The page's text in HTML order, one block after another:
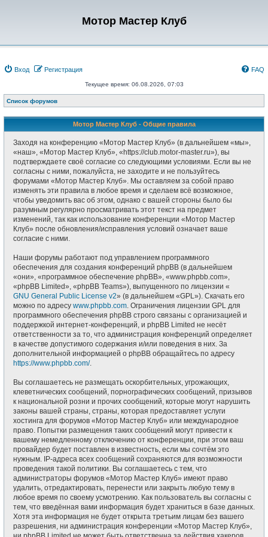
Мотор Мастер Клуб
Вход Регистрация FAQ
Текущее время: 06.08.2026, 07:03
Список форумов
Мотор Мастер Клуб - Общие правила
Заходя на конференцию «Мотор Мастер Клуб» (в дальнейшем «мы»,
«наш», «Мотор Мастер Клуб», «https://club.motor-master.ru»), вы
подтверждаете своё согласие со следующими условиями. Если вы не
согласны с ними, пожалуйста, не заходите и не пользуйтесь
форумами «Мотор Мастер Клуб». Мы оставляем за собой право
изменять эти правила в любое время и сделаем всё возможное,
чтобы уведомить вас об этом, однако с вашей стороны было бы
разумным регулярно просматривать этот текст на предмет
изменений, так как использование конференции «Мотор Мастер
Клуб» после обновления/исправления условий означает ваше
согласие с ними.
Наши форумы работают под управлением программного
обеспечения для создания конференций phpBB (в дальнейшем
«они», «программное обеспечение phpBB», «www.phpbb.com»,
«phpBB Limited», «phpBB Teams»), выпущенного по лицензии «
GNU General Public License v2» (в дальнейшем «GPL»). Скачать его
можно по адресу www.phpbb.com. Ограничения лицензии GPL для
программного обеспечения phpBB строго связаны с организацией и
поддержкой интернет-конференций, и phpBB Limited не несёт
ответственности за то, что администрация конференций определяет
в качестве допустимого содержания и/или поведения в них. За
дополнительной информацией о phpBB обращайтесь по адресу
https://www.phpbb.com/.
Вы соглашаетесь не размещать оскорбительных, угрожающих,
клеветнических сообщений, порнографических сообщений, призывов
к национальной розни и прочих сообщений, которые могут нарушить
законы вашей страны, страны, которая предоставляет услуги
хостинга для форумов «Мотор Мастер Клуб» или международное
право. Попытки размещения таких сообщений могут привести к
вашему немедленному отключению от конференции, при этом ваш
провайдер будет поставлен в известность, если мы сочтём это
нужным. IP-адреса всех сообщений сохраняются для возможности
проведения такой политики. Вы соглашаетесь с тем, что
администраторы форумов «Мотор Мастер Клуб» имеют право
удалить, отредактировать, перенести или закрыть любую тему в
любое время по своему усмотрению. Как пользователь вы согласны с
тем, что введённая вами информация будет храниться в базе данных.
Хотя эта информация не будет открыта третьим лицам без вашего
разрешения, ни администрация конференции «Мотор Мастер Клуб»,